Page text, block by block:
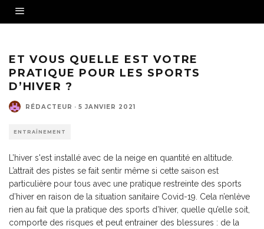
ET VOUS QUELLE EST VOTRE
PRATIQUE POUR LES SPORTS
D’HIVER ?
RÉDACTEUR · 5 JANVIER 2021
ENTRAÎNEMENT
L’hiver s'est installé avec de la neige en quantité en altitude.
L’attrait des pistes se fait sentir même si cette saison est
particulière pour tous avec une pratique restreinte des sports
d’hiver en raison de la situation sanitaire Covid-19. Cela n’enlève
rien au fait que la pratique des sports d’hiver, quelle qu’elle soit,
comporte des risques et peut entrainer des blessures : de la